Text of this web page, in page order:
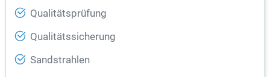
Qualitätsprüfung
Qualitätssicherung
Sandstrahlen